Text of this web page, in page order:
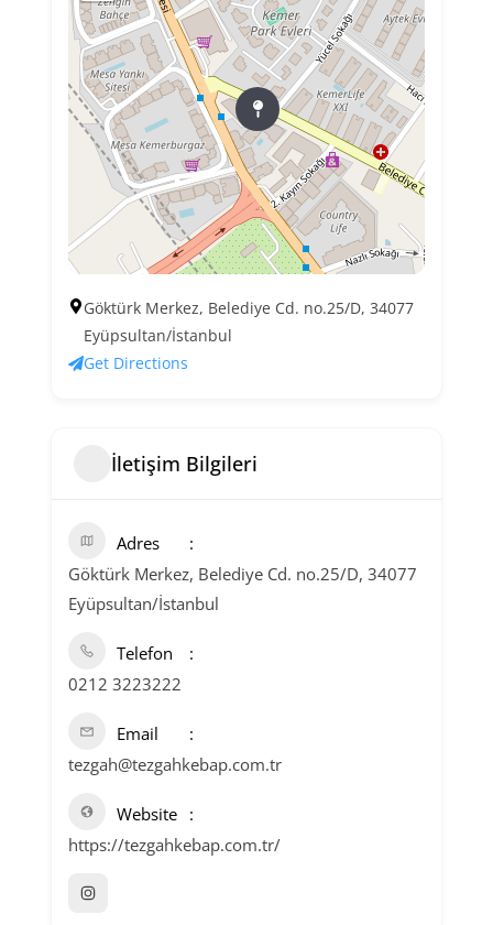
Göktürk Merkez, Belediye Cd. no.25/D, 34077
Eyüpsultan/İstanbul
Get Directions
İletişim Bilgileri
Adres
Göktürk Merkez, Belediye Cd. no.25/D, 34077
Eyüpsultan/İstanbul
Telefon
0212 3223222
Email
tezgah@tezgahkebap.com.tr
Website
https://tezgahkebap.com.tr/